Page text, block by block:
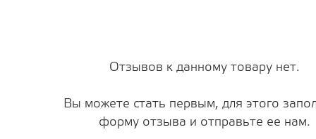
Отзывов к данному товару нет.
Вы можете стать первым, для этого
форму отзыва и отправьте ее нам.